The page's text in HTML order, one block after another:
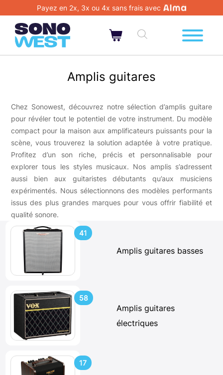
Payez en 2x, 3x ou 4x sans frais avec
Amplis guitares
Chez Sonowest, découvrez notre sélection d’amplis guitare
pour révéler tout le potentiel de votre instrument. Du modèle
compact pour la maison aux amplificateurs puissants pour la
scène, vous trouverez la solution adaptée à votre pratique.
Profitez d’un son riche, précis et personnalisable pour
explorer tous les styles musicaux. Nos amplis s’adressent
aussi bien aux guitaristes débutants qu’aux musiciens
expérimentés. Nous sélectionnons des modèles performants
issus des plus grandes marques pour vous offrir fiabilité et
qualité sonore.
Amplis guitares basses
41
Amplis guitares
électriques
58
17